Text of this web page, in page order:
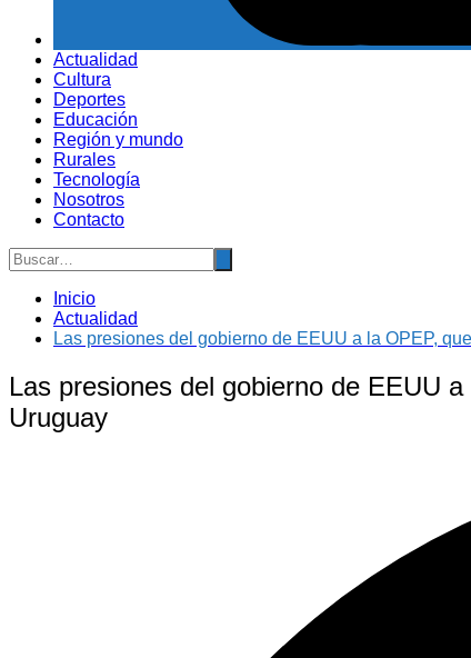
Actualidad
Cultura
Deportes
Educación
Región y mundo
Rurales
Tecnología
Nosotros
Contacto
Inicio
Actualidad
Las presiones del gobierno de EEUU a la OPEP,
Las presiones del gobierno de EEUU
Uruguay